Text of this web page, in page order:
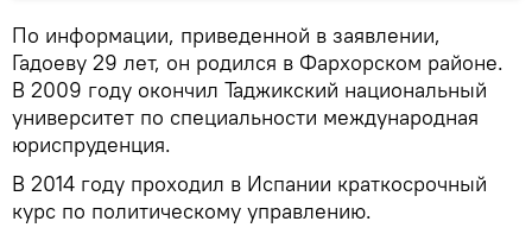
По информации, приведенной в заявлении,
Гадоеву 29 лет, он родился в Фархорском районе.
В 2009 году окончил Таджикский национальный
университет по специальности международная
юриспруденция.
В 2014 году проходил в Испании краткосрочный
курс по политическому управлению.